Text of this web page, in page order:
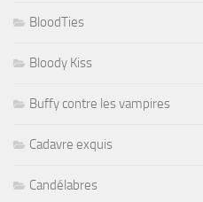
BloodTies
Bloody Kiss
Buffy contre les vampires
Cadavre exquis
Candélabres